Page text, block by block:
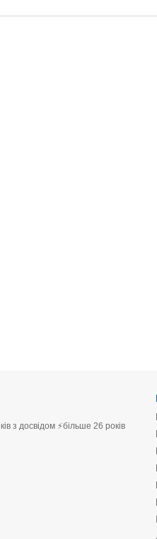
з досвідом ⚡більше 26 років